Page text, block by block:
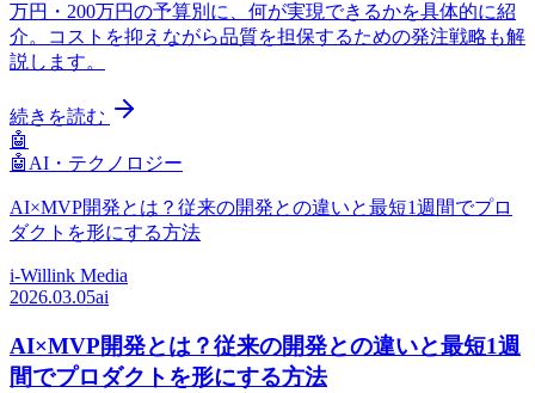
万円・200万円の予算別に、何が実現できるかを具体的に紹
介。コストを抑えながら品質を担保するための発注戦略も解
説します。
続きを読む
🤖
🤖 AI・テクノロジー
AI×MVP開発とは？従来の開発との違いと最短1週間でプロ
ダクトを形にする方法
i-Willink Media
2026.03.05ai
AI×MVP開発とは？従来の開発との違いと最短1週
間でプロダクトを形にする方法